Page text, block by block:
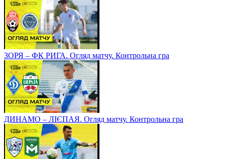
ЗОРЯ – ФК РИГА. Огляд матчу. Контрольна гра
ДИНАМО – ЛІЄПАЯ. Огляд матчу. Контрольна гра